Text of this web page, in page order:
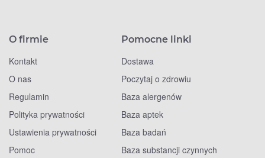
O firmie
Kontakt
O nas
Regulamin
Polityka prywatności
Ustawienia prywatności
Pomoc
Pomocne linki
Dostawa
Poczytaj o zdrowiu
Baza alergenów
Baza aptek
Baza badań
Baza substancji czynnych